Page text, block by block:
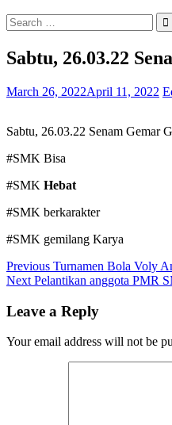
Search
for:
Sabtu, 26.03.22
March 26, 2022April 11, 2022
Sabtu, 26.03.22 Senam Gemar
#SMK Bisa
#SMK Hebat
#SMK berkarakter
#SMK gemilang Karya
Post
navigation
Previous Previous
post:
Turnamen Bola Voly
Next Next
Pelantikan anggota PMR
Leave a Reply
Your email address will not be